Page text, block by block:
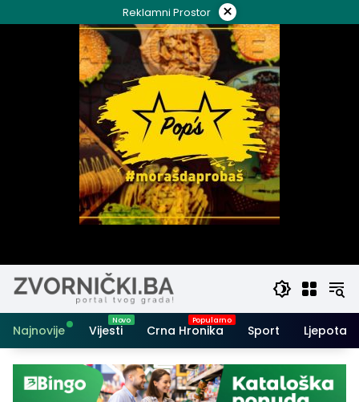
to
Reklamni Prostor ×
Najnovije Vijesti Crna Hronika Sport Ljepota i